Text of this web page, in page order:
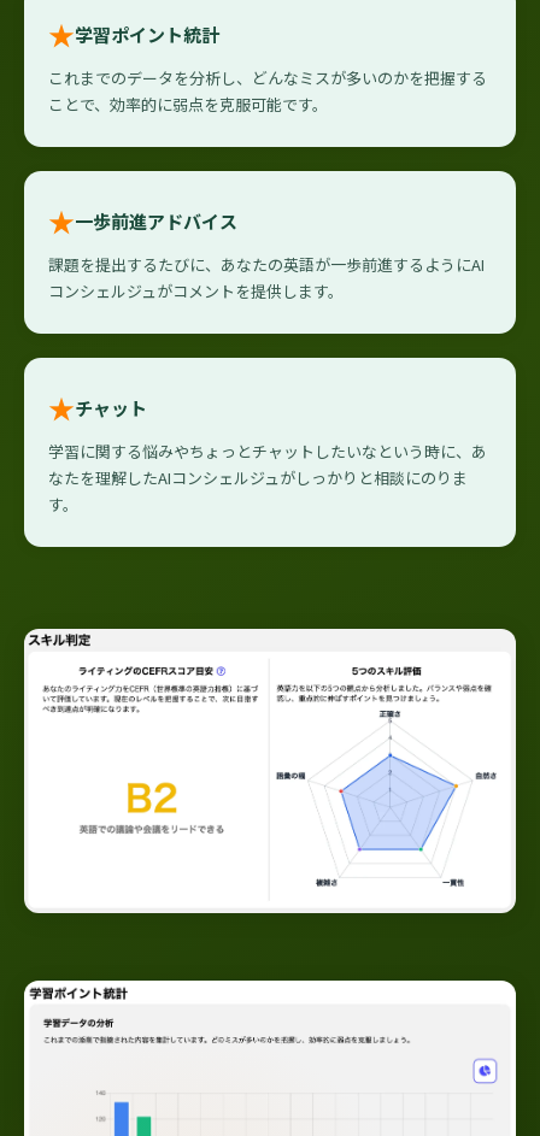
★学習ポイント統計
これまでのデータを分析し、どんなミスが多いのかを把握する
ことで、効率的に弱点を克服可能です。
★一歩前進アドバイス
課題を提出するたびに、あなたの英語が一歩前進するようにAI
コンシェルジュがコメントを提供します。
★チャット
学習に関する悩みやちょっとチャットしたいなという時に、あ
なたを理解したAIコンシェルジュがしっかりと相談にのりま
す。